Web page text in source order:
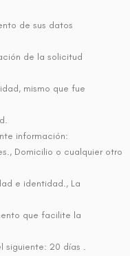
de sus datos
de la solicitud
mismo que fue
información:
Domicilio o cualquier otro
e identidad., La
que facilite la
siguiente: 20 días .